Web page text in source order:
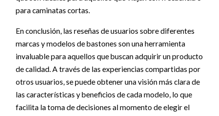
para caminatas cortas.
En conclusión, las reseñas de usuarios sobre diferentes
marcas y modelos de bastones son una herramienta
invaluable para aquellos que buscan adquirir un producto
de calidad. A través de las experiencias compartidas por
otros usuarios, se puede obtener una visión más clara de
las características y beneficios de cada modelo, lo que
facilita la toma de decisiones al momento de elegir el